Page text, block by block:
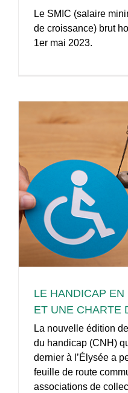
Le SMIC (salaire
de croissance) brut
1er mai 2023.
LE HANDICAP
ET UNE CHARTE
La nouvelle édition
du handicap (CNH)
dernier à l’Élysée a
feuille de route
associations de